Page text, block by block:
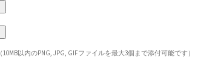
（10MB以内のPNG, JPG, GIFファイルを最大3個まで添付可能です）